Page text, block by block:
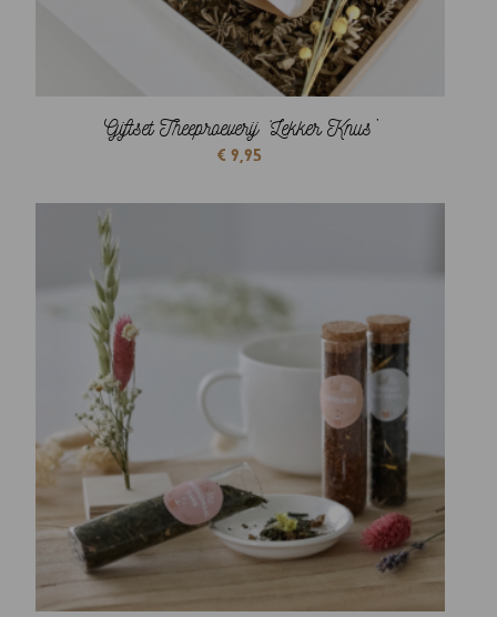
Giftset Theeproeverij ‘Lekker Knus’
€ 9,95